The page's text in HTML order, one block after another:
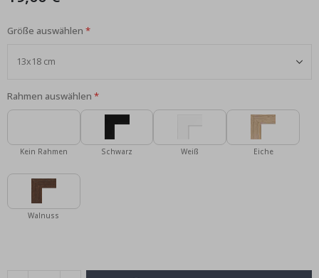
Größe auswählen
Rahmen auswählen
Kein Rahmen Schwarz Weiß Eiche
Walnuss